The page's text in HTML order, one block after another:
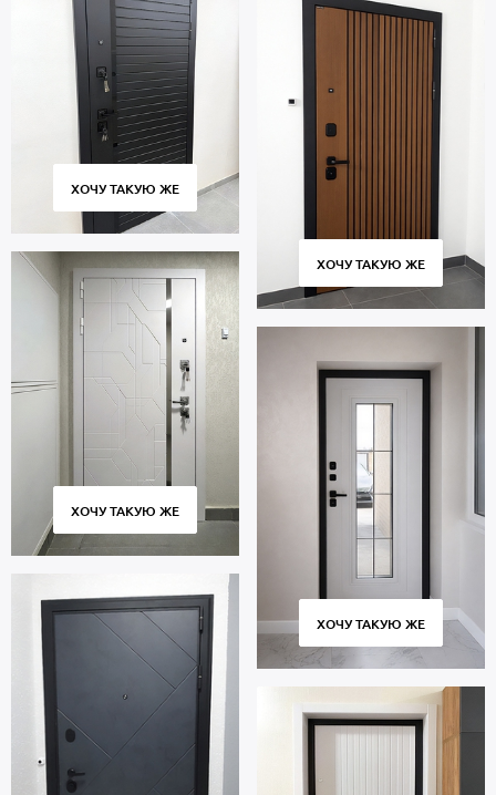
ХОЧУ ТАКУЮ ЖЕ
ХОЧУ ТАКУЮ ЖЕ
ХОЧУ ТАКУЮ ЖЕ
ХОЧУ ТАКУЮ ЖЕ